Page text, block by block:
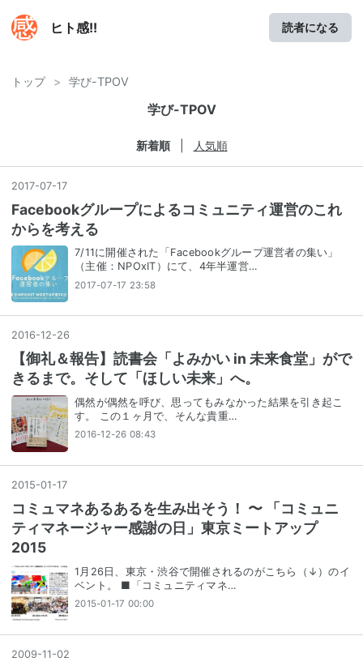
ヒト感!! 読者になる
トップ > 学び-TPOV
学び-TPOV
新着順 人気順
2017-07-17
Facebookグループによるコミュニティ運営のこれ
からを考える
7/11に開催された「Facebookグループ運営者の集い」
（主催：NPOxIT）にて、4年半運営…
2017-07-17 23:58
2016-12-26
【御礼＆報告】読書会「よみかい in 未来食堂」がで
きるまで。そして「ほしい未来」へ。
偶然が偶然を呼び、思ってもみなかった結果を引き起こ
す。 この１ヶ月で、そんな貴重…
2016-12-26 08:43
2015-01 -17
コミュマネあるあるを生み出そう！ 〜 「コミュニ
ティマネージャー感謝の日」東京ミートアップ
2015
1月26日、東京・渋谷で開催されるのがこちら（↓）のイ
ベント。 ■「コミュニティマネ…
2015-01-17 00:00
2009-11-02